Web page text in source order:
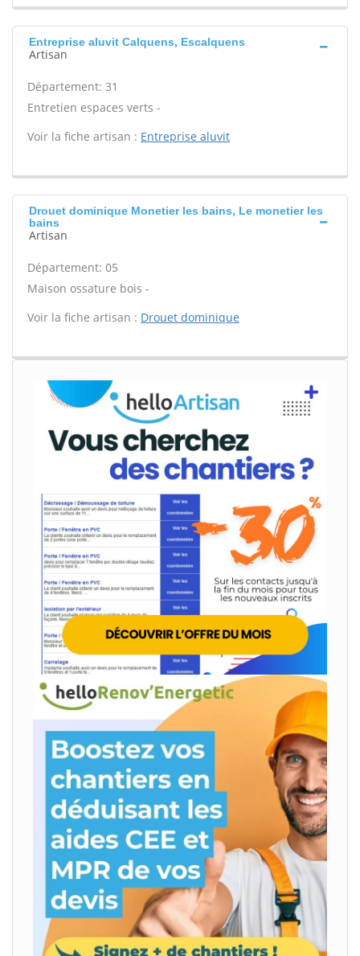
Entreprise aluvit Calquens, Escalquens
Artisan
Département: 31
Entretien espaces verts -
Voir la fiche artisan : Entreprise aluvit
Drouet dominique Monetier les bains, Le monetier les
bains
Artisan
Département: 05
Maison ossature bois -
Voir la fiche artisan : Drouet dominique